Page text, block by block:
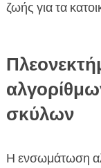
ζωής για τα
σκύλων
Η ενσωμάτωση